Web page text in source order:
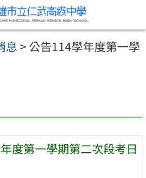
息> 公告114學年度第一學
度第一學期第二次段考日